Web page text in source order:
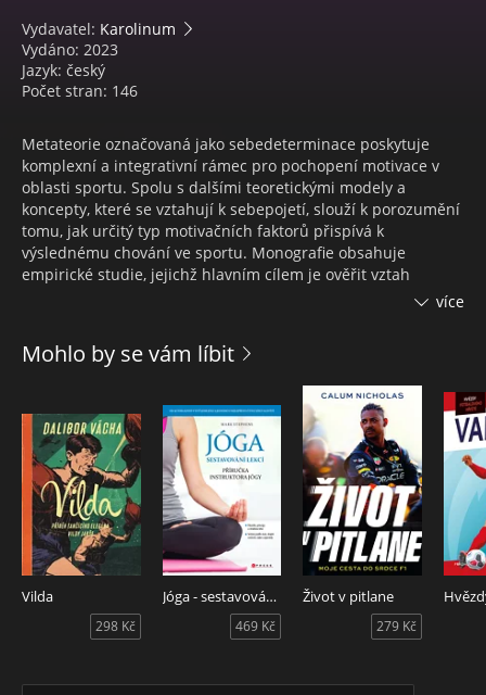
Vydavatel: Karolinum
Vydáno: 2023
Jazyk: český
Počet stran: 146
Metateorie označovaná jako sebedeterminace poskytuje
komplexní a integrativní rámec pro pochopení motivace v
oblasti sportu. Spolu s dalšími teoretickými modely a
koncepty, které se vztahují k sebepojetí, slouží k porozumění
tomu, jak určitý typ motivačních faktorů přispívá k
výslednému chování ve sportu. Monografie obsahuje
empirické studie, jejichž hlavním cílem je ověřit vztah
kontextuálně specifické motivace ve sportu ke globální
Kniha je určena výzkumníkům, sportovním psychologům,
trenérům, ale i učitelům a studentům tělesné výchovy,
stejně jako všem sportujícím, kteří mají zájem o bližší
pochopení fungování motivace ve sportu.
více
Mohlo by se vám líbit
Vilda
298 Kč
Jóga - sestavování lekcí
469 Kč
Život v pitlane
279 Kč